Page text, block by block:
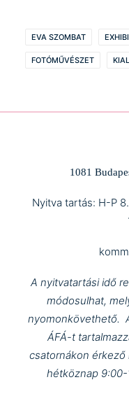
EVA SZOMBAT
FOTÓMŰVÉSZET
1081
Nyitva tartás: H-P
A nyitvatartási idő
módosulhat,
nyomonkövethető.
ÁFÁ-t
csatornákon
hétköznap 9:00-